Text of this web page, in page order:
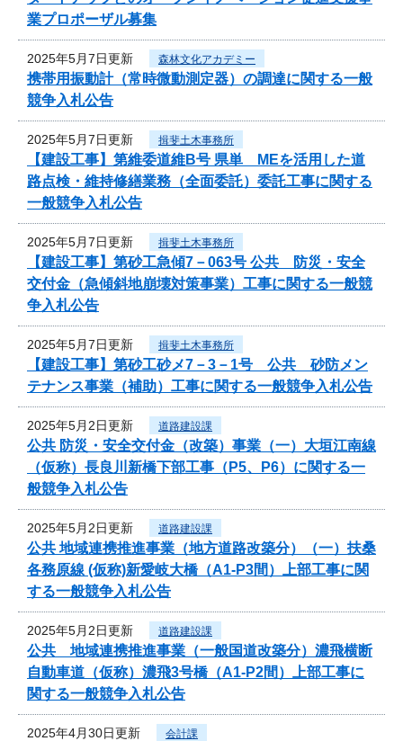
業プロポーザル募集
2025年5月7日更新 森林文化アカデミー
携帯用振動計（常時微動測定器）の調達に関する一般
競争入札公告
2025年5月7日更新 揖斐土木事務所
【建設工事】第維委道維B号 県単 MEを活用した道
路点検・維持修繕業務（全面委託）委託工事に関する
一般競争入札公告
2025年5月7日更新 揖斐土木事務所
【建設工事】第砂工急傾7－063号 公共 防災・安全
交付金（急傾斜地崩壊対策事業）工事に関する一般競
争入札公告
2025年5月7日更新 揖斐土木事務所
【建設工事】第砂工砂メ7－3－1号 公共 砂防メン
テナンス事業（補助）工事に関する一般競争入札公告
2025年5月2日更新 道路建設課
公共 防災・安全交付金（改築）事業（一）大垣江南線
（仮称）長良川新橋下部工事（P5、P6）に関する一
般競争入札公告
2025年5月2日更新 道路建設課
公共 地域連携推進事業（地方道路改築分）（一）扶桑
各務原線 (仮称)新愛岐大橋（A1-P3間）上部工事に関
する一般競争入札公告
2025年5月2日更新 道路建設課
公共 地域連携推進事業（一般国道改築分）濃飛横断
自動車道（仮称）濃飛3号橋（A1-P2間）上部工事に
関する一般競争入札公告
2025年4月30日更新 会計課